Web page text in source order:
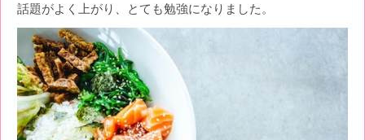
話題がよく上がり、とても勉強になりました。